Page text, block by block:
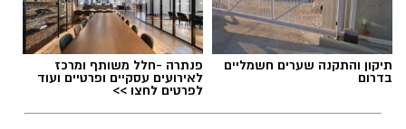
תגים:משרד הבריאות חומרים מסוכנים
מרכז
ההחלקות
תיקון והתקנה שערים חשמליים
בדרום
פנתרה -חלל משותף ומרכז
לאירועים עסקיים ופרטיים ועוד
לפרטים לחצו >>